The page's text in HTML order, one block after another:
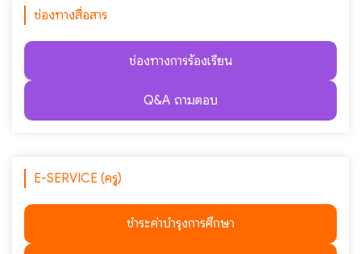
ช่องทางสื่อสาร
ช่องทางการร้องเรียน
Q&A ถามตอบ
E-SERVICE (ครู)
ชำระค่าบำรุงการศึกษา